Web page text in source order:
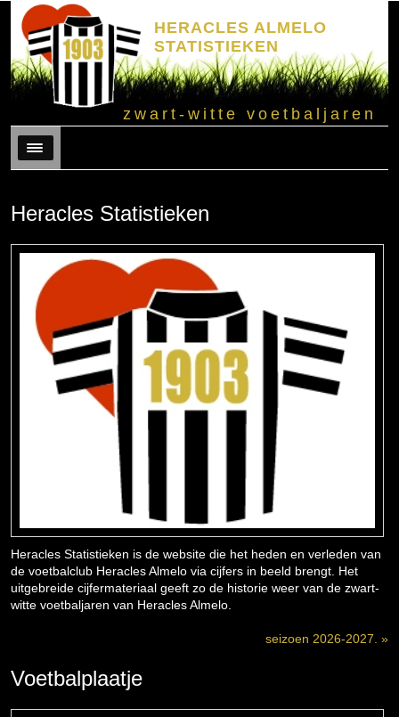
HERACLES ALMELO
STATISTIEKEN
zwart-witte voetbaljaren
Menu
Heracles Statistieken
Heracles Statistieken is de website die het heden en verleden van
de voetbalclub Heracles Almelo via cijfers in beeld brengt. Het
uitgebreide cijfermateriaal geeft zo de historie weer van de zwart-
witte voetbaljaren van Heracles Almelo.
seizoen 2026-2027. »
Voetbalplaatje